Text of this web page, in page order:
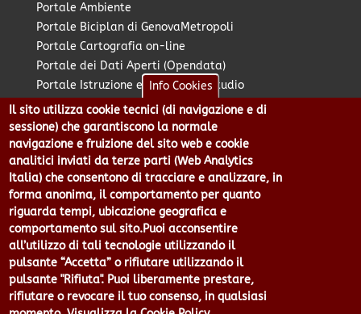
Portale Ambiente
Portale Biciplan di GenovaMetropoli
Portale Cartografia on-line
Portale dei Dati Aperti (Opendata)
Portale Istruzione e Diritto allo Studio
Portale Marketing Territoriale
Portale Piano Strategico Metropolitano
Portale PUMS di GenovaMetropoli
Portale Stazione Unica Appaltante
Pratico: procedimenti e istanze online
Città Metropolitana di Genova - Piazzale Mazzini 2 -16122 -
Genova | CF:80007350103 - P.Iva: 00949170104 | Codice IPA: cmge
Centralino 010 54991 Fax 010 5499244 URP 010 5499456
Num.Verde 800 509420 | P.E.C.:
pec@cert.cittametropolitana.genova.it
Info Cookies
Il sito utilizza cookie tecnici (di navigazione e di
sessione) che garantiscono la normale
navigazione e fruizione del sito web e cookie
analitici inviati da terze parti (Web Analytics
Italia) che consentono di tracciare e analizzare, in
forma anonima, il comportamento per quanto
riguarda tempi, ubicazione geografica e
comportamento sul sito.Puoi acconsentire
all’utilizzo di tali tecnologie utilizzando il
pulsante “Accetta” o rifiutare utilizzando il
pulsante "Rifiuta". Puoi liberamente prestare,
rifiutare o revocare il tuo consenso, in qualsiasi